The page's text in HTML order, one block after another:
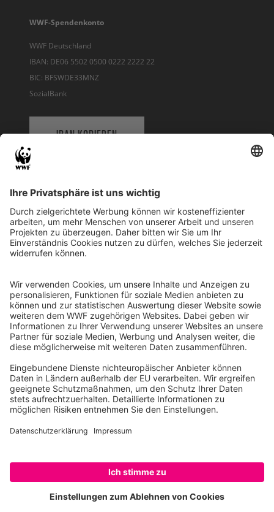
WWF-Spendenkonto
WWF Deutschland
IBAN: DE06 5502 0500 0222 2222 22
BIC: BFSWDE33MNZ
SozialBank
IBAN KOPIEREN
WWF Deutschland
Reinhardtstr. 18
10117 Berlin
Ihre Spende kann steuerlich geltend gemacht werden
Registriert als Stiftung WWF Deutschland, Senatsverwaltung für
Justiz Berlin, Az: 3416/976/2
Umsatzsteuer-Identifikationsnummer: DE 114236103
Freistellungsbescheid: Als gemeinnützige Körperschaft befreit
von der Körperschaftssteuer gem. §5 I 9 KStg. unter der
Steuernummer 27/641/09321